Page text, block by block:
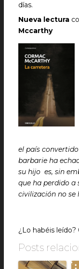
días.
Nueva lectura
Mccarthy
el país
barbarie ha
su hijo es, sin
que ha perdido a
civilización no se
¿Lo habéis
Posts